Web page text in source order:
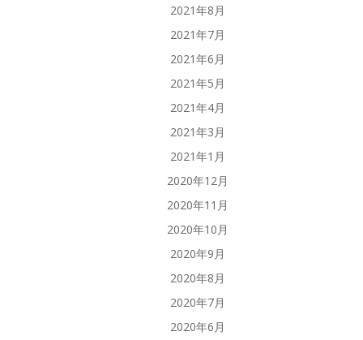
2021年8月
2021年7月
2021年6月
2021年5月
2021年4月
2021年3月
2021年1月
2020年12月
2020年11月
2020年10月
2020年9月
2020年8月
2020年7月
2020年6月